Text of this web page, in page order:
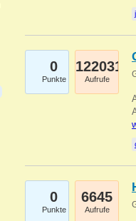
0
Punkte
122031
Aufrufe
0
Punkte
6645
Aufrufe